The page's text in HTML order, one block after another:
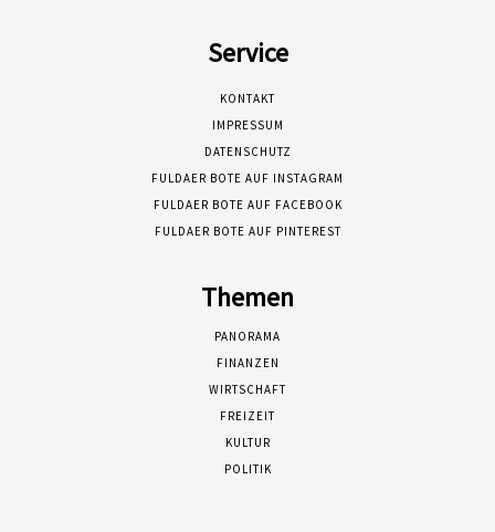
Service
KONTAKT
IMPRESSUM
DATENSCHUTZ
FULDAER BOTE AUF INSTAGRAM
FULDAER BOTE AUF FACEBOOK
FULDAER BOTE AUF PINTEREST
Themen
PANORAMA
FINANZEN
WIRTSCHAFT
FREIZEIT
KULTUR
POLITIK